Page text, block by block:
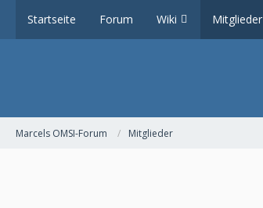
Startseite Forum Wiki Mitglieder
Marcels OMSI-Forum Mitglieder